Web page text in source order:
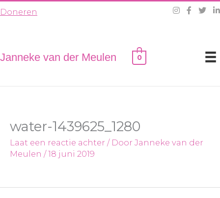
naar
Doneren
Janneke van der Meulen 0
water-1439625_1280
Laat een reactie achter / Door Janneke van der
Meulen /18 juni 2019